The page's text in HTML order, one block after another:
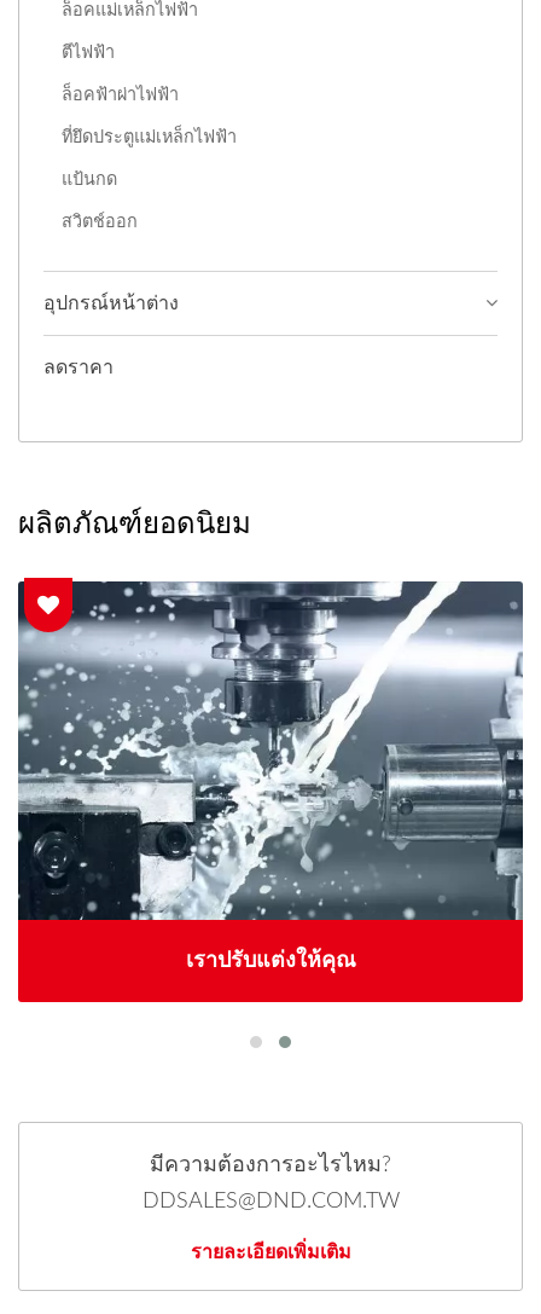
ล็อคแม่เหล็กไฟฟ้า
ตีไฟฟ้า
ล็อคฟ้าผ่าไฟฟ้า
ที่ยึดประตูแม่เหล็กไฟฟ้า
แป้นกด
สวิตช์ออก
อุปกรณ์หน้าต่าง
ลดราคา
ผลิตภัณฑ์ยอดนิยม
เราปรับแต่งให้คุณ
มีความต้องการอะไรไหม?
DDSALES@DND.COM.TW
รายละเอียดเพิ่มเติม